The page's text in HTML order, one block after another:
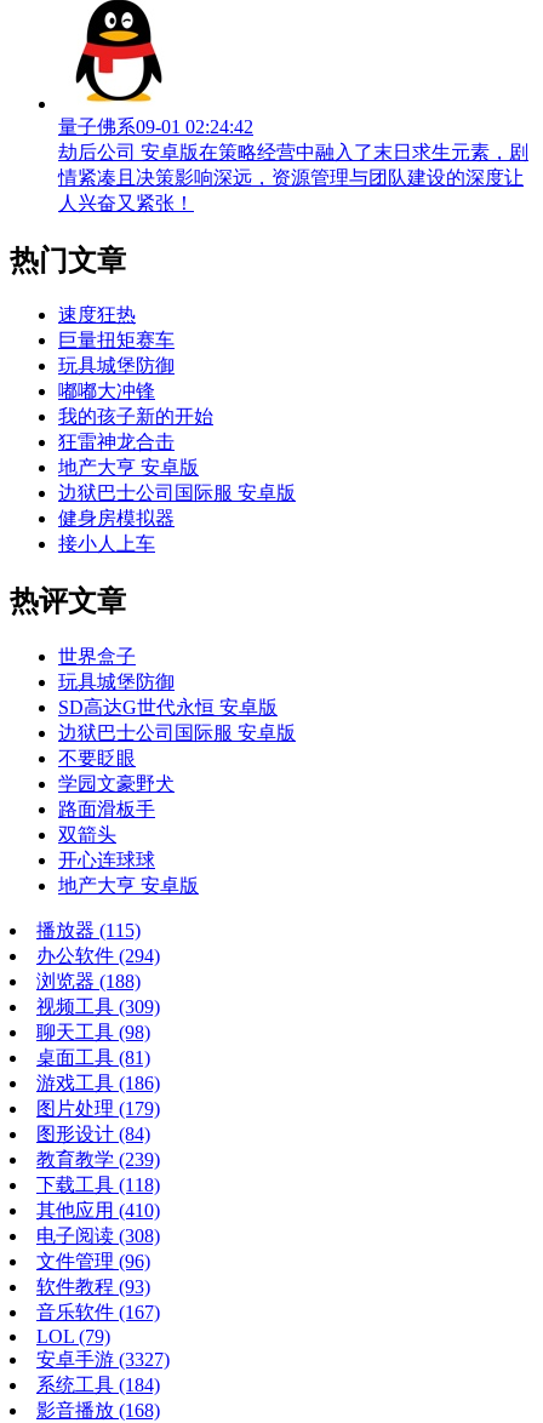
量子佛系09-01 02:24:42
劫后公司 安卓版在策略经营中融入了末日求生元素，剧
情紧凑且决策影响深远，资源管理与团队建设的深度让
人兴奋又紧张！
热门文章
速度狂热
巨量扭矩赛车
玩具城堡防御
嘟嘟大冲锋
我的孩子新的开始
狂雷神龙合击
地产大亨 安卓版
边狱巴士公司国际服 安卓版
健身房模拟器
接小人上车
热评文章
世界盒子
玩具城堡防御
SD高达G世代永恒 安卓版
边狱巴士公司国际服 安卓版
不要眨眼
学园文豪野犬
路面滑板手
双箭头
开心连球球
地产大亨 安卓版
播放器 (115)
办公软件 (294)
浏览器 (188)
视频工具 (309)
聊天工具 (98)
桌面工具 (81)
游戏工具 (186)
图片处理 (179)
图形设计 (84)
教育教学 (239)
下载工具 (118)
其他应用 (410)
电子阅读 (308)
文件管理 (96)
软件教程 (93)
音乐软件 (167)
LOL (79)
安卓手游 (3327)
系统工具 (184)
影音播放 (168)